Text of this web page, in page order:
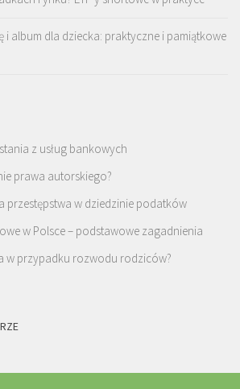
i album dla dziecka: praktyczne i pamiątkowe
z usług bankowych
prawa autorskiego?
przestępstwa w dziedzinie podatków
w Polsce – podstawowe zagadnienia
w przypadku rozwodu rodziców?